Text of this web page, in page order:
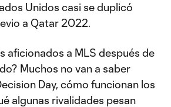
Unidos casi se duplicó
a Qatar 2022.
aficionados a MLS después de
Muchos no van a saber
Day, cómo funcionan los
algunas rivalidades pesan